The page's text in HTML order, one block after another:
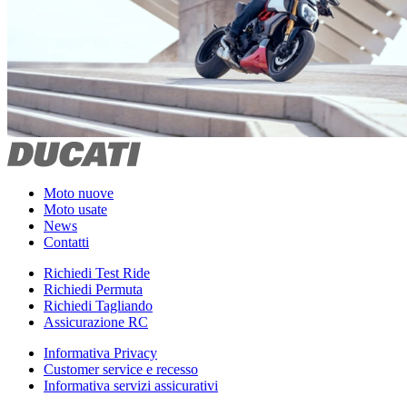
Moto nuove
Moto usate
News
Contatti
Richiedi Test Ride
Richiedi Permuta
Richiedi Tagliando
Assicurazione RC
Informativa Privacy
Customer service e recesso
Informativa servizi assicurativi